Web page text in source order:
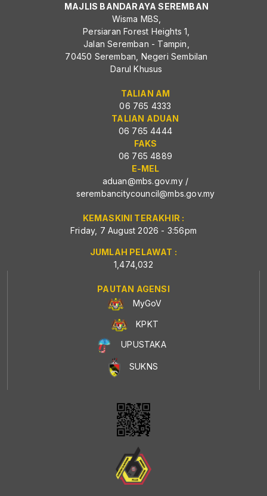
MAJLIS BANDARAYA SEREMBAN
Wisma MBS,
Persiaran Forest Heights 1,
Jalan Seremban - Tampin,
70450 Seremban, Negeri Sembilan
Darul Khusus
TALIAN AM
06 765 4333
TALIAN ADUAN
06 765 4444
FAKS
06 765 4889
E-MEL
aduan@mbs.gov.my/
serembancitycouncil@mbs.gov.my
KEMASKINI TERAKHIR :
Friday, 7 August 2026 - 3:56pm
JUMLAH PELAWAT :
1,474,032
PAUTAN AGENSI
MyGoV
KPKT
UPUSTAKA
SUKNS